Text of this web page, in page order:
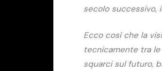
secolo successivo,
Ecco così che la
tecnicamente tra
squarci sul futuro,